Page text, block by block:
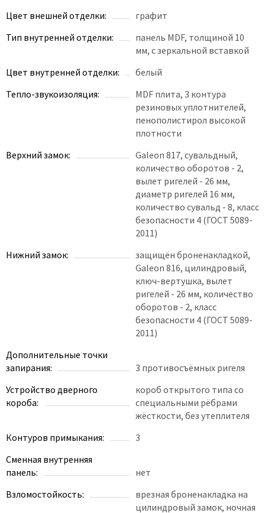
Profilo Porte
Protector
STR
Torex
Venezia Unique
Цвет внешней отделки:
графит
Тип внутренней отделки:
панель MDF, толщиной 10
мм, с зеркальной вставкой
Цвет внутренней отделки:
белый
Тепло-звукоизоляция:
MDF плита, 3 контура
резиновых уплотнителей,
пенополистирол высокой
плотности
Верхний замок:
Galeon 817, сувальдный,
количество оборотов - 2,
вылет ригелей - 26 мм,
диаметр ригелей 16 мм,
количество сувальд - 8, класс
безопасности 4 (ГОСТ 5089-
2011)
Нижний замок:
защищён броненакладкой,
Galeon 816, цилиндровый,
ключ-вертушка, вылет
ригелей - 26 мм, количество
оборотов - 2, класс
безопасности 4 (ГОСТ 5089-
2011)
Дополнительные точки
запирания:
3 противосъёмных ригеля
Устройство дверного
короба:
короб открытого типа со
специальными рёбрами
жёсткости, без утеплителя
Контуров примыкания:
3
Сменная внутренняя
панель:
нет
Взломостойкость:
врезная броненакладка на
цилиндровый замок, ночная